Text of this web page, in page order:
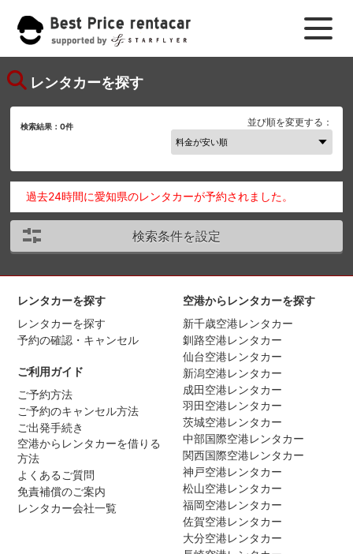
レンタカーを探す
検索結果：0件 並び順を変更する：
過去24時間に愛知県のレンタカーが予約されました。
検索条件を設定
レンタカーを探す
レンタカーを探す
予約の確認・キャンセル
ご利用ガイド
ご予約方法
ご予約のキャンセル方法
ご出発手続き
空港からレンタカーを借りる
方法
よくあるご質問
免責補償のご案内
レンタカー会社一覧
空港からレンタカーを探す
新千歳空港レンタカー
釧路空港レンタカー
仙台空港レンタカー
新潟空港レンタカー
成田空港レンタカー
羽田空港レンタカー
茨城空港レンタカー
中部国際空港レンタカー
関西国際空港レンタカー
神戸空港レンタカー
松山空港レンタカー
福岡空港レンタカー
佐賀空港レンタカー
大分空港レンタカー